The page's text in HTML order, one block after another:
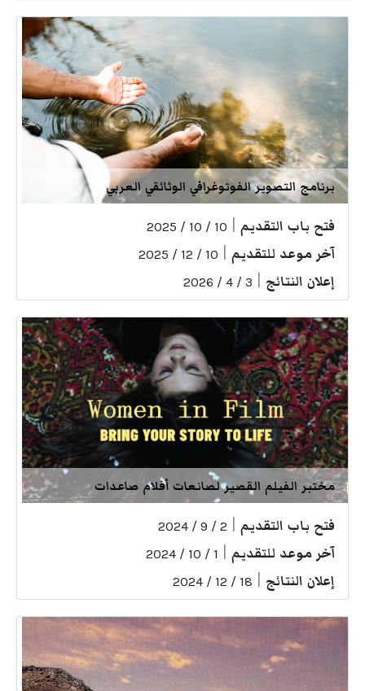
برنامج التصوير الفوتوغرافي الوثائقي العربي
فتح باب التقديم 10 / 10 / 2025
آخر موعد للتقديم 10 / 12 / 2025
إعلان النتائج 3 / 4 / 2026
مختبر الفيلم القصير لصانعات أفلام صاعدات
فتح باب التقديم 2 / 9 / 2024
آخر موعد للتقديم 1 / 10 / 2024
إعلان النتائج 18 / 12 / 2024